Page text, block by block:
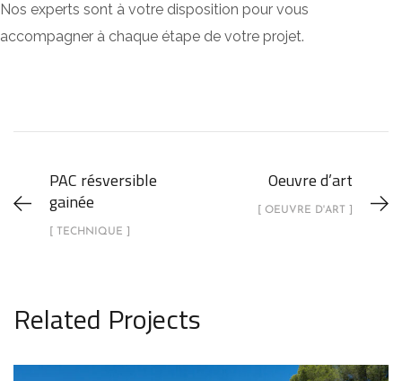
Nos experts sont à votre disposition pour vous
accompagner à chaque étape de votre projet.
PAC résversible
gainée
[ TECHNIQUE ]
Oeuvre d’art
[ OEUVRE D'ART ]
Related Projects